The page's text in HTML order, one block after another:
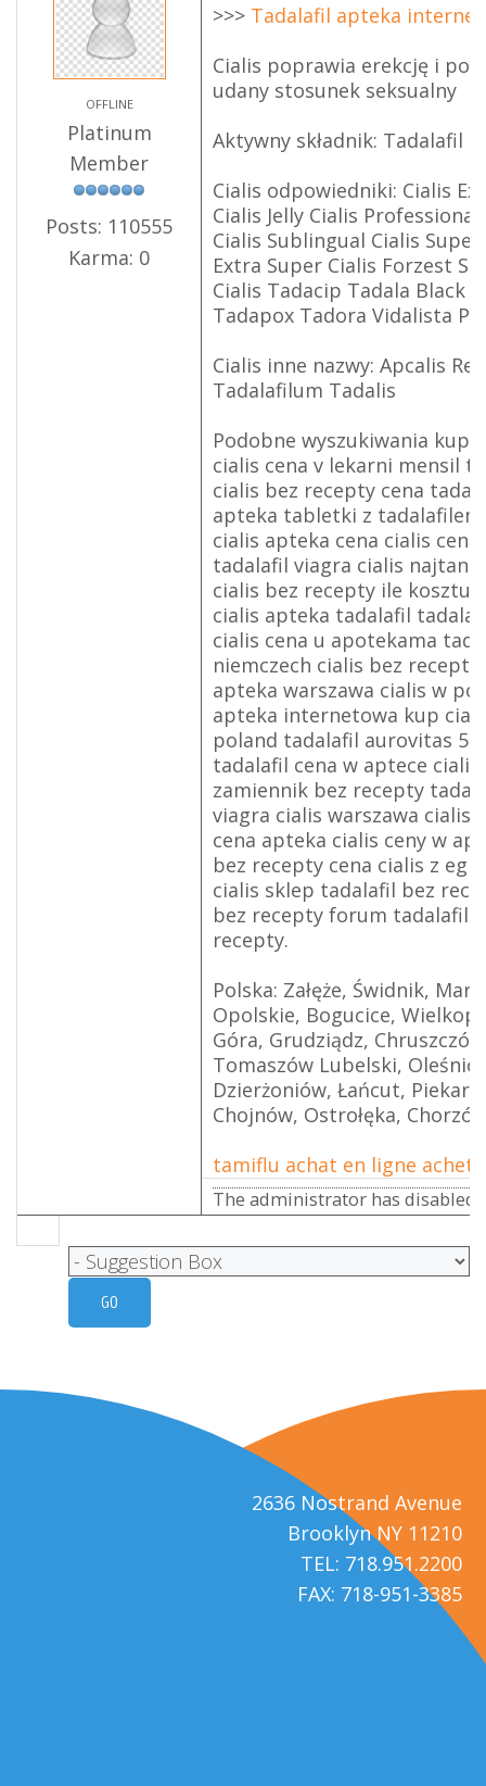
OFFLINE
Platinum
Member
Posts: 110555
Karma: 0
>>> Tadalafil apteka
Cialis poprawia erekcję i
udany stosunek seksualny
Aktywny składnik: Tadalafil
Cialis odpowiedniki: Cialis
Cialis Jelly Cialis
Cialis Sublingual Cialis
Extra Super Cialis Forzest
Cialis Tadacip Tadala Black
Tadapox Tadora Vidalista
Cialis inne nazwy: Apcalis
Tadalafilum Tadalis
Podobne wyszukiwania kup
cialis cena v lekarni mensil
cialis bez recepty cena
apteka tabletki z
cialis apteka cena cialis cena
tadalafil viagra cialis
cialis bez recepty ile
cialis apteka tadalafil
cialis cena u apotekama
niemczech cialis bez
apteka warszawa cialis w
apteka internetowa kup
poland tadalafil aurovitas 5
tadalafil cena w aptece
zamiennik bez recepty
viagra cialis warszawa cialis
cena apteka cialis ceny w
bez recepty cena cialis z
cialis sklep tadalafil bez
bez recepty forum tadalafil
recepty.
Polska: Załęże, Świdnik,
Opolskie, Bogucice,
Góra, Grudziądz,
Tomaszów Lubelski,
Dzierżoniów, Łańcut, Piekary
Chojnów, Ostrołęka,
tamiflu achat en ligne
The administrator has disabled
2636 Nostrand Avenue
Brooklyn NY 11210
TEL: 718.951.2200
FAX: 718-951-3385